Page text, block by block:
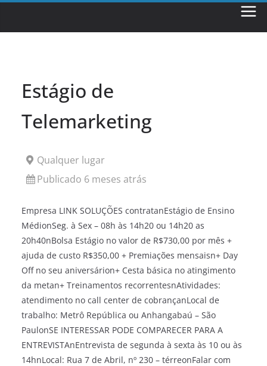
Estágio de
Telemarketing
Qualquer lugar
Publicado 6 meses atrás
Empresa LINK SOLUÇÕES contratanEstágio de Ensino
MédionSeg. à Sex – 08h às 14h20 ou 14h20 as
20h40nBolsa Estágio no valor de R$730,00 por mês +
ajuda de custo R$350,00 + Premiações mensaisn+ Day
Off no seu aniversárion+ Cesta básica no atingimento
da metan+ Treinamentos recorrentesnAtividades:
atendimento no call center de cobrançanLocal de
trabalho: Metrô República ou Anhangabaú – São
PaulonSE INTERESSAR PODE COMPARECER PARA A
ENTREVISTAnEntrevista de segunda à sexta às 10 ou às
14hnLocal: Rua 7 de Abril, nº 230 – térreonFalar com